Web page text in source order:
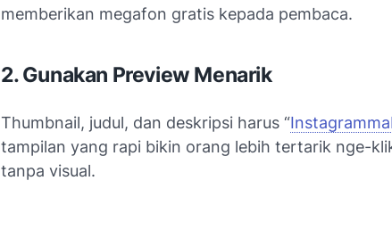
memberikan megafon gratis kepada pembaca.
2. Gunakan Preview Menarik
Thumbnail, judul, dan deskripsi harus “
tampilan yang rapi bikin orang lebih tertarik nge-
tanpa visual.